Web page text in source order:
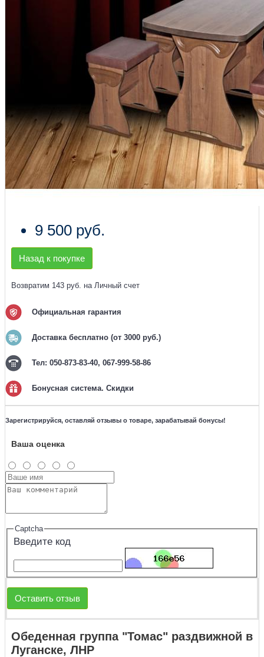
9 500 руб.
Назад к покупке
Возвратим 143 руб. на Личный счет
Официальная гарантия
Доставка бесплатно (от 3000 руб.)
Тел: 050-873-83-40, 067-999-58-86
Бонусная система. Скидки
Зарегистрируйся, оставляй отзывы о товаре, зарабатывай бонусы!
Ваша оценка
Captcha
Введите код
Оставить отзыв
Обеденная группа "Томас" раздвижной в
Луганске, ЛНР